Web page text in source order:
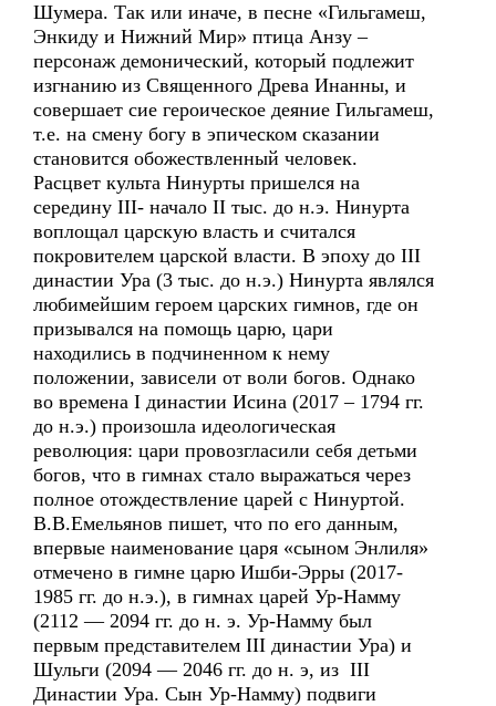
Шумера. Так или иначе, в песне «Гильгамеш,
Энкиду и Нижний Мир» птица Анзу –
персонаж демонический, который подлежит
изгнанию из Священного Древа Инанны, и
совершает сие героическое деяние Гильгамеш,
т.е. на смену богу в эпическом сказании
становится обожествленный человек.
Расцвет культа Нинурты пришелся на
середину III- начало II тыс. до н.э. Нинурта
воплощал царскую власть и считался
покровителем царской власти. В эпоху до III
династии Ура (3 тыс. до н.э.) Нинурта являлся
любимейшим героем царских гимнов, где он
призывался на помощь царю, цари
находились в подчиненном к нему
положении, зависели от воли богов. Однако
во времена I династии Исина (2017 – 1794 гг.
до н.э.) произошла идеологическая
революция: цари провозгласили себя детьми
богов, что в гимнах стало выражаться через
полное отождествление царей с Нинуртой.
В.В.Емельянов пишет, что по его данным,
впервые наименование царя «сыном Энлиля»
отмечено в гимне царю Ишби-Эрры (2017-
1985 гг. до н.э.), в гимнах царей Ур-Намму
(2112 — 2094 гг. до н. э. Ур-Намму был
первым представителем III династии Ура) и
Шульги (2094 — 2046 гг. до н. э, из III
Династии Ура. Сын Ур-Намму) подвиги